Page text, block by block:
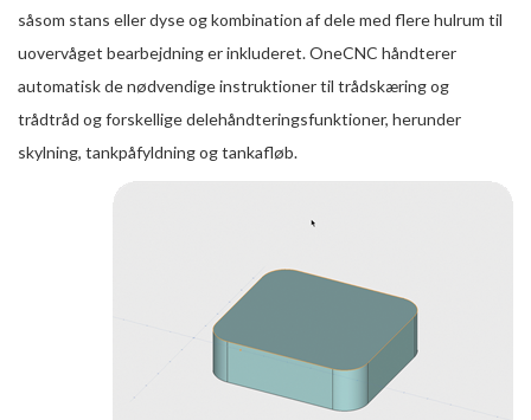
såsom stans eller dyse og kombination af dele med flere hulrum til
uovervåget bearbejdning er inkluderet. OneCNC håndterer
automatisk de nødvendige instruktioner til trådskæring og
trådtråd og forskellige delehåndteringsfunktioner, herunder
skylning, tankpåfyldning og tankafløb.